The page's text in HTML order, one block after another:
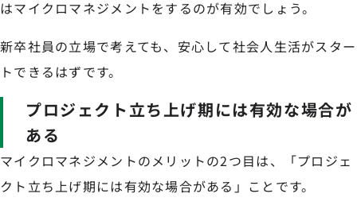
はマイクロマネジメントをするのが有効でしょう。
新卒社員の立場で考えても、安心して社会人生活がスター
トできるはずです。
プロジェクト立ち上げ期には有効な場合が
ある
マイクロマネジメントのメリットの2つ目は、「プロジェ
クト立ち上げ期には有効な場合がある」ことです。